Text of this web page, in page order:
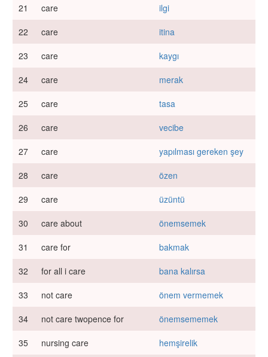
21
care
ilgi
22
care
itina
23
care
kaygı
24
care
merak
25
care
tasa
26
care
vecibe
27
care
yapılması gereken şey
28
care
özen
29
care
üzüntü
30
care about
önemsemek
31
care for
bakmak
32
for all i care
bana kalırsa
33
not care
önem vermemek
34
not care twopence for
önemsememek
35
nursing care
hemşirelik